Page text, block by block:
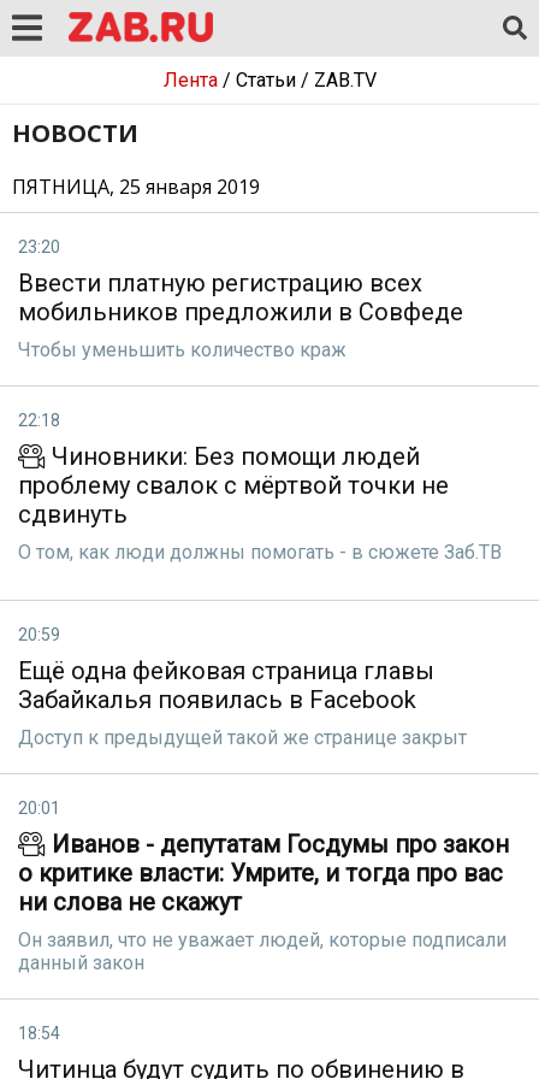
Лента/ Статьи/ ZAB.TV
НОВОСТИ
ПЯТНИЦА, 25 января 2019
23:20
Ввести платную регистрацию всех
мобильников предложили в Совфеде
Чтобы уменьшить количество краж
22:18
Чиновники: Без помощи людей
проблему свалок с мёртвой точки не
сдвинуть
О том, как люди должны помогать - в сюжете Заб.ТВ
20:59
Ещё одна фейковая страница главы
Забайкалья появилась в Facebook
Доступ к предыдущей такой же странице закрыт
20:01
Иванов - депутатам Госдумы про закон
о критике власти: Умрите, и тогда про вас
ни слова не скажут
Он заявил, что не уважает людей, которые подписали
данный закон
18:54
Читинца будут судить по обвинению в